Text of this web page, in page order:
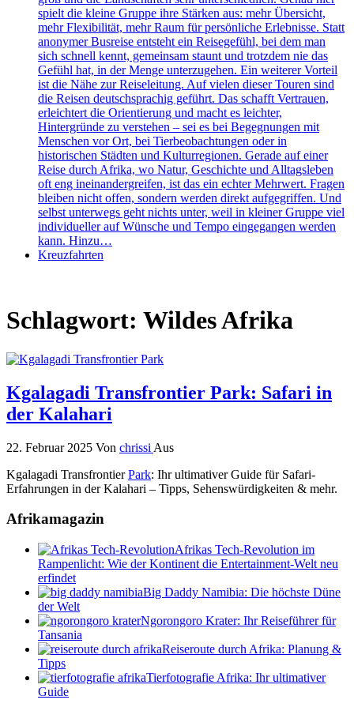
spielt die kleine Gruppe ihre Stärken aus: mehr Übersicht,
mehr Flexibilität, mehr Raum für persönliche Erlebnisse. Statt
anonymer Busreise entsteht ein Reisegefühl, bei dem man
sich schnell kennt, gemeinsam staunt und trotzdem nie das
Gefühl hat, in der Menge unterzugehen. Ein weiterer Vorteil
ist die Nähe zur Reiseleitung. Auf vielen dieser Touren sind
die Reisen deutschsprachig geführt. Das schafft Vertrauen,
erleichtert die Orientierung und macht es leichter,
Hintergründe zu verstehen – sei es bei Begegnungen mit
Menschen vor Ort, bei Tierbeobachtungen oder in
historischen Städten und Kulturregionen. Gerade auf einer
Reise durch Afrika, wo Natur, Geschichte und Alltagsleben
oft eng ineinandergreifen, ist das ein echter Mehrwert. Fragen
bleiben nicht offen, sondern werden direkt aufgegriffen. Und
selbst unterwegs geht nichts unter, weil in kleiner Gruppe viel
individueller auf Wünsche und Tempo eingegangen werden
kann. Hinzu…
Kreuzfahrten
Schlagwort: Wildes Afrika
Kgalagadi Transfrontier Park: Safari in
der Kalahari
22. Februar 2025 Von chrissi Aus
Kgalagadi TransfrontierPark: Ihr ultimativer Guide für Safari-
Erfahrungen in der Kalahari – Tipps, Sehenswürdigkeiten & mehr.
Afrikamagazin
Afrikas Tech-Revolution im
Rampenlicht: Wie der Kontinent die Entertainment-Welt neu
erfindet
Big Daddy Namibia: Die höchste Düne
der Welt
Ngorongoro Krater: Ihr Reiseführer für
Tansania
Reiseroute durch Afrika: Planung &
Tipps
Tierfotografie Afrika: Ihr ultimativer
Guide